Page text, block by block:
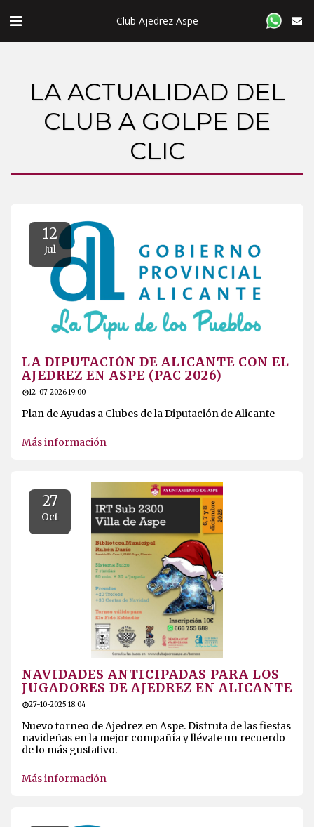
Club Ajedrez Aspe
LA ACTUALIDAD DEL
CLUB A GOLPE DE
CLIC
12
Jul
LA DIPUTACIÓN DE ALICANTE CON EL
AJEDREZ EN ASPE (PAC 2026)
12-07-2026 19:00
Plan de Ayudas a Clubes de la Diputación de Alicante
Más información
27
Oct
NAVIDADES ANTICIPADAS PARA LOS
JUGADORES DE AJEDREZ EN ALICANTE
27-10-2025 18:04
Nuevo torneo de Ajedrez en Aspe. Disfruta de las fiestas
navideñas en la mejor compañía y llévate un recuerdo
de lo más gustativo.
Más información